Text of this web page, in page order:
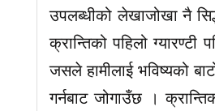
उपलब्धीको लेखाजोखा नै
क्रान्तिको पहिलो ग्यारण्टी
जसले हामीलाई भविष्यको
गर्नबाट जोगाउँछ ।